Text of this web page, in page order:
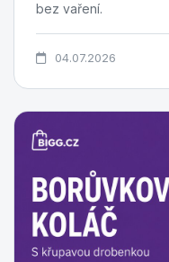
bez vaření.
04.07.2026